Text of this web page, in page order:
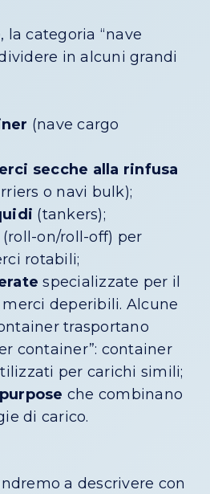
la categoria “nave
in alcuni grandi
(nave cargo
secche alla rinfusa
o navi bulk);
(tankers);
(roll-on/roll-off) per
rotabili;
specializzate per il
deperibili. Alcune
trasportano
container”: container
per carichi simili;
che combinano
di carico.
a descrivere con